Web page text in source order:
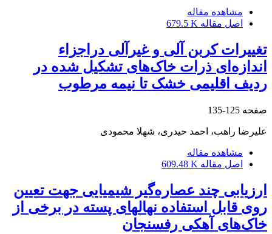
مشاهده مقاله
اصل مقاله 679.5 K
تغییرات کربن آلی و غیرآلی دراجزاء
اندازه‌ای ذرات خاک‌های تشکیل شده در
ردیف اقلیمی خشک تا نیمه مرطوب
صفحه 125-135
علیرضا راهب، احمد حیدری، شهلا محمودی
مشاهده مقاله
اصل مقاله 609.48 K
ارزیابی چند عصاره‌گیر شیمیایی جهت تعیین
روی قابل استفاده نهال‎های پسته در برخی از
خاک‌های آهکی رفسنجان